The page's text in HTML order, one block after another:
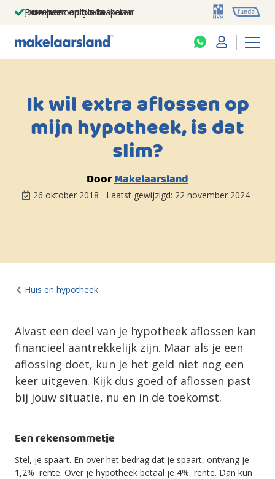
Jouw persoonlijke makelaar
Duizenden euro's besparen
Prominent op funda
Ik wil extra aflossen op
mijn hypotheek, is dat
slim?
DoorMakelaarsland
26 oktober 2018 Laatst gewijzigd: 22 november 2024
Huis en hypotheek
Alvast een deel van je hypotheek aflossen kan
financieel aantrekkelijk zijn. Maar als je een
aflossing doet, kun je het geld niet nog een
keer uitgeven. Kijk dus goed of aflossen past
bij jouw situatie, nu en in de toekomst.
Een rekensommetje
Stel, je spaart. En over het bedrag dat je spaart, ontvang je
1,2% rente. Over je hypotheek betaal je 4% rente. Dan kun